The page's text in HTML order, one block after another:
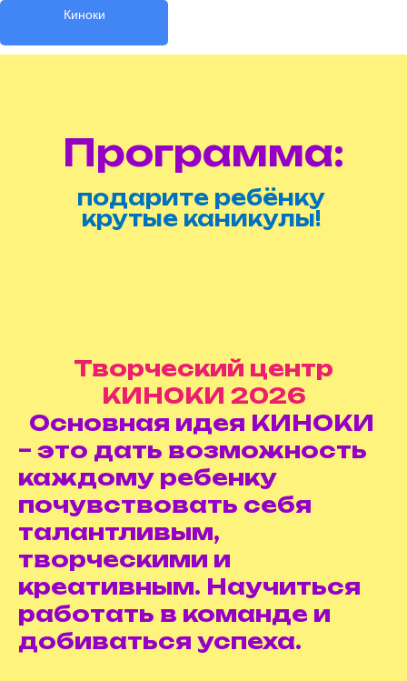
Киноки
Программа:
подарите ребёнку
крутые каникулы!
Творческий центр
КИНОКИ 2026
Основная идея КИНОКИ
– это дать возможность
каждому ребенку
почувствовать себя
талантливым,
творческими и
креативным. Научиться
работать в команде и
добиваться успеха.